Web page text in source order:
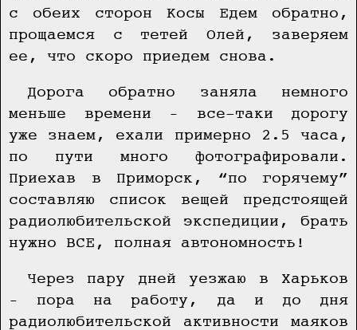
с обеих сторон Косы Едем обратно,
прощаемся с тетей Олей, заверяем
ее, что скоро приедем снова.
Дорога обратно заняла немного
меньше времени – все-таки дорогу
уже знаем, ехали примерно 2.5 часа,
по пути много фотографировали.
Приехав в Приморск, “по горячему”
составляю список вещей предстоящей
радиолюбительской экспедиции, брать
нужно ВСЕ, полная автономность!
Через пару дней уезжаю в Харьков
– пора на работу, да и до дня
радиолюбительской активности маяков